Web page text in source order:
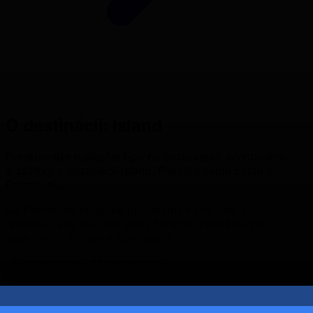
Preskúmajte Island s Primori.sk! Tipy na cesty,